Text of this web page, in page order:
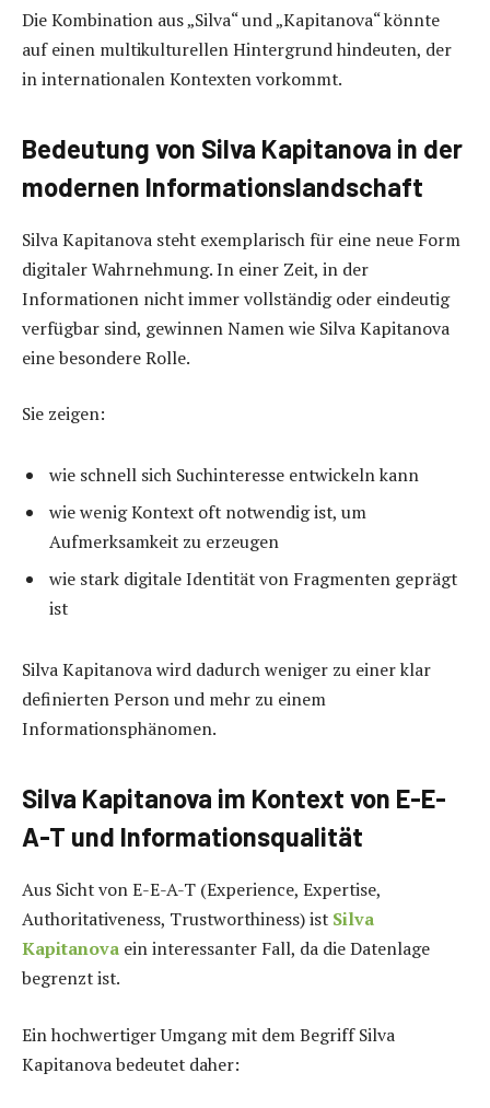
Die Kombination aus „Silva“ und „Kapitanova“ könnte
auf einen multikulturellen Hintergrund hindeuten, der
in internationalen Kontexten vorkommt.
Bedeutung von Silva Kapitanova in der
modernen Informationslandschaft
Silva Kapitanova steht exemplarisch für eine neue Form
digitaler Wahrnehmung. In einer Zeit, in der
Informationen nicht immer vollständig oder eindeutig
verfügbar sind, gewinnen Namen wie Silva Kapitanova
eine besondere Rolle.
Sie zeigen:
wie schnell sich Suchinteresse entwickeln kann
wie wenig Kontext oft notwendig ist, um
Aufmerksamkeit zu erzeugen
wie stark digitale Identität von Fragmenten geprägt
ist
Silva Kapitanova wird dadurch weniger zu einer klar
definierten Person und mehr zu einem
Informationsphänomen.
Silva Kapitanova im Kontext von E-E-
A-T und Informationsqualität
Aus Sicht von E-E-A-T (Experience, Expertise,
Authoritativeness, Trustworthiness) ist Silva
Kapitanova ein interessanter Fall, da die Datenlage
begrenzt ist.
Ein hochwertiger Umgang mit dem Begriff Silva
Kapitanova bedeutet daher: